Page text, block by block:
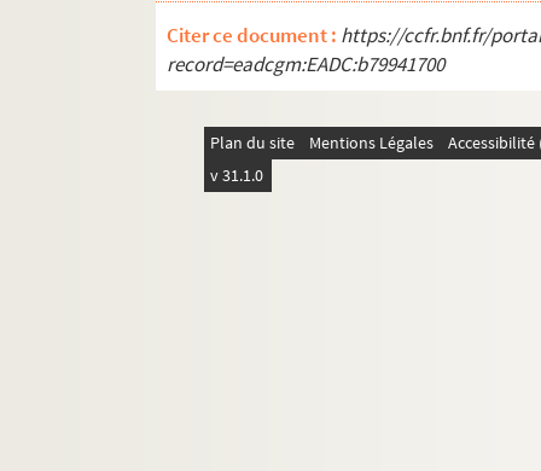
Citer ce document : https://ccfr.bnf.fr/
record=eadcgm:EADC:b79941700
Plan du site Mentions Légales
v 31.1.0